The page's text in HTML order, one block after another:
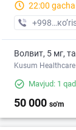
22:00
+998 (71)
Волвит, 5 мг,
Kusum
Mavjud: 1
50 000 so'm